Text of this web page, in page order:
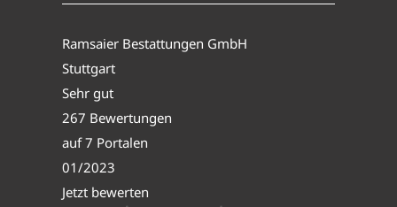
Ramsaier Bestattungen GmbH
Stuttgart
Sehr gut
267 Bewertungen
auf 7 Portalen
01/2023
Jetzt bewerten